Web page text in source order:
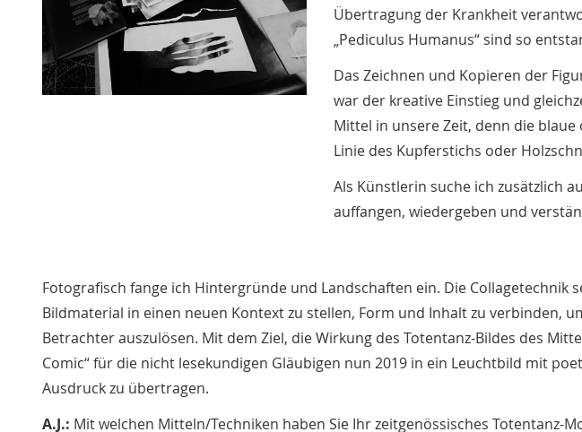
Übertragung der Krankheit
„Pediculus Humanus“ sind so
Das Zeichnen und Kopieren der
war der kreative Einstieg und
Mittel in unsere Zeit, denn die
Linie des Kupferstichs oder
Als Künstlerin suche ich zusätzlich
auffangen, wiedergeben und
Fotografisch fange ich Hintergründe und Landschaften ein. Die Collagetechnik
Bildmaterial in einen neuen Kontext zu stellen, Form und Inhalt zu verbinden,
Betrachter auszulösen. Mit dem Ziel, die Wirkung des Totentanz-Bildes des
Comic“ für die nicht lesekundigen Gläubigen nun 2019 in ein Leuchtbild mit
Ausdruck zu übertragen.
A.J.: Mit welchen Mitteln/Techniken haben Sie Ihr zeitgenössisches Totentanz-